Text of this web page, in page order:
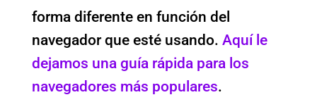
forma diferente en función del
navegador que esté usando. Aquí le
dejamos una guía rápida para los
navegadores más populares.